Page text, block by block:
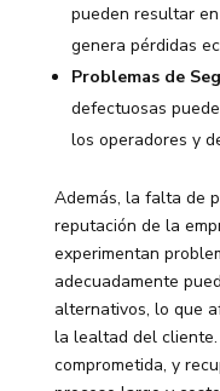
pueden resultar
genera pérdidas
Problemas de
defectuosas
los operadores y
Además, la falta de
reputación de la
experimentan
adecuadamente
alternativos, lo que
la lealtad del
comprometida, y